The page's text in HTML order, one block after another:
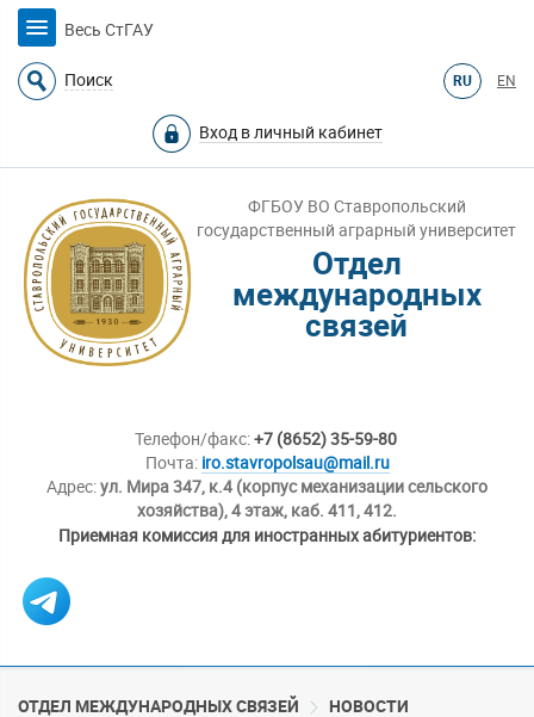
Весь СтГАУ
Поиск RU EN
Вход в личный кабинет
ФГБОУ ВО Ставропольский
государственный аграрный университет
Отдел
международных
связей
Телефон/факс:+7 (8652) 35-59-80
Почта: iro.stavropolsau@mail.ru
Адрес:ул. Мира 347, к.4 (корпус механизации сельского
хозяйства), 4 этаж, каб. 411, 412.
Приемная комиссия для иностранных абитуриентов:
ОТДЕЛ МЕЖДУНАРОДНЫХ СВЯЗЕЙ НОВОСТИ